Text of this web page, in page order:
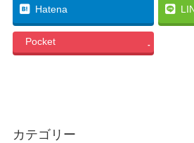
Hatena
Pocket -
カテゴリー